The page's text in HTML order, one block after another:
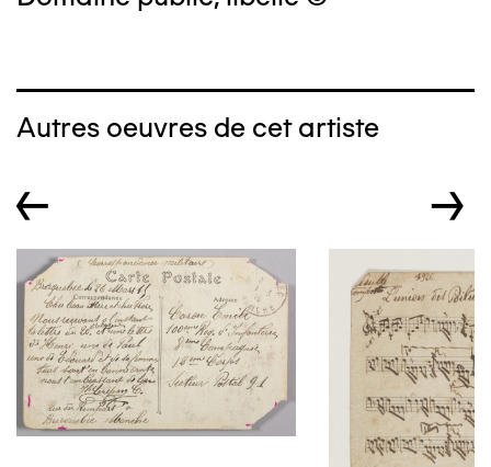
Autres oeuvres de cet artiste
← →